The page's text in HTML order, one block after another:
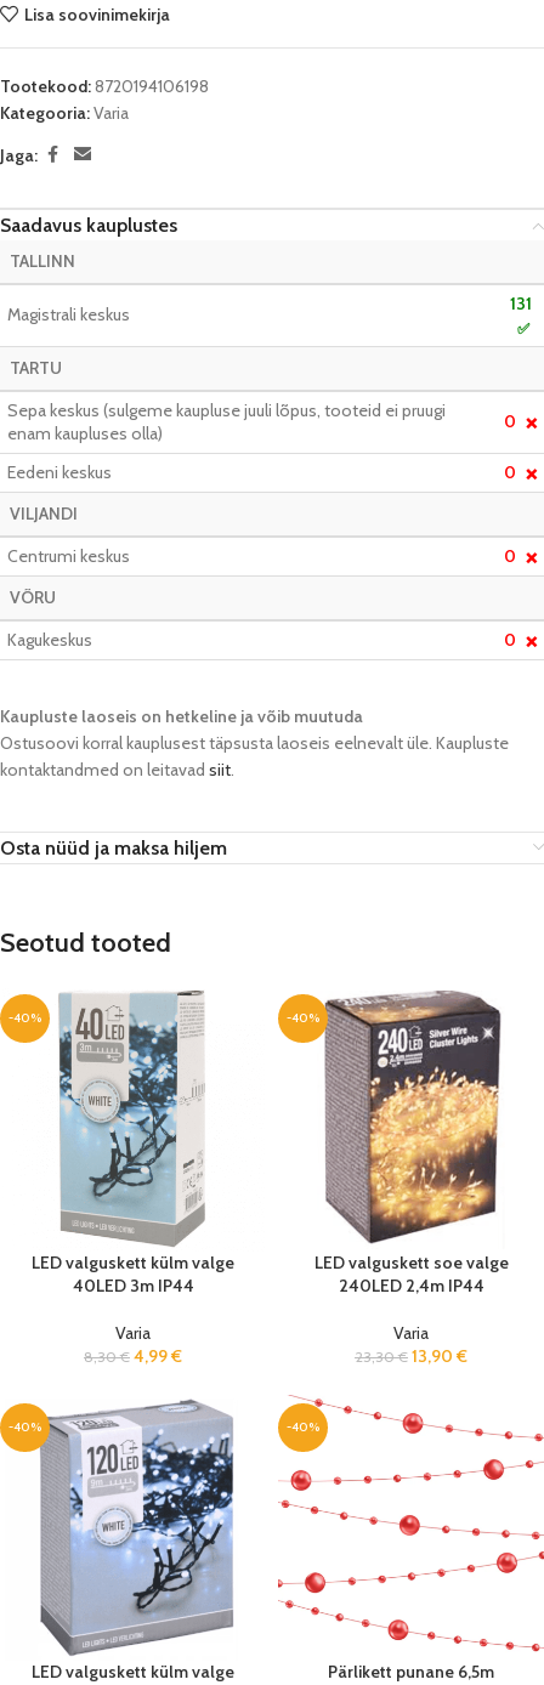
Lisa soovinimekirja
Tootekood:8720194106198
Kategooria:Varia
Jaga:
Saadavus kauplustes
TALLINN
Magistrali keskus 131
✅
TARTU
Sepa keskus (sulgeme kaupluse juuli lõpus, tooteid ei pruugi
enam kaupluses olla)
0 ❌
Eedeni keskus 0 ❌
VILJANDI
Centrumi keskus
0 ❌
VÕRU
Kagukeskus
0 ❌
Kaupluste laoseis on hetkeline ja võib muutuda​
Ostusoovi korral kauplusest täpsusta laoseis eelnevalt üle. Kaupluste
kontaktandmed on leitavad siit.
Osta nüüd ja maksa hiljem
Seotud tooted
-40%
LED valguskett külm valge
40LED 3m IP44
Varia
8,30€ 4,99€
-40%
LED valguskett soe valge
240LED 2,4m IP44
Varia
23,30€ 13,90 €
-40%
LED valguskett külm valge
-40%
Pärlikett punane 6,5m